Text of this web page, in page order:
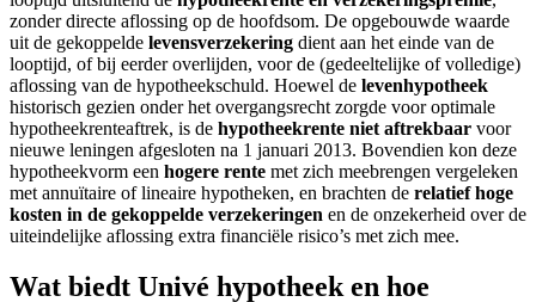
zonder directe aflossing op de hoofdsom. De opgebouwde waarde
uit de gekoppelde levensverzekering dient aan het einde van de
looptijd, of bij eerder overlijden, voor de (gedeeltelijke of volledige)
aflossing van de hypotheekschuld. Hoewel de levenhypotheek
historisch gezien onder het overgangsrecht zorgde voor optimale
hypotheekrenteaftrek, is de hypotheekrente niet aftrekbaar voor
nieuwe leningen afgesloten na 1 januari 2013. Bovendien kon deze
hypotheekvorm een hogere rente met zich meebrengen vergeleken
met annuïtaire of lineaire hypotheken, en brachten de relatief hoge
kosten in de gekoppelde verzekeringen en de onzekerheid over de
uiteindelijke aflossing extra financiële risico’s met zich mee.
Wat biedt Univé hypotheek en hoe